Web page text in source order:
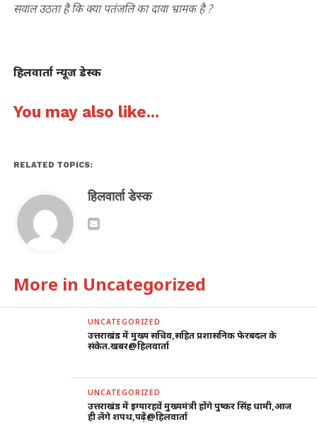
सवाल उठता है कि क्या पतंजलि का दावा भ्रामक है ?
हिलवार्ता न्यूज डेस्क
You may also like...
RELATED TOPICS:
हिलवार्ता डेस्क
More in Uncategorized
UNCATEGORIZED
उत्तराखंड में मुख्य सचिव,सहित प्रशासनिक फेरबदल के
संकेत.खबर@हिलवार्ता
UNCATEGORIZED
उत्तराखंड में इग्यारहवें मुख्यमंत्री होंगे पुष्कर सिंह धामी,आज
ही लेंगे शपथ,पढ़ें@हिलवार्ता